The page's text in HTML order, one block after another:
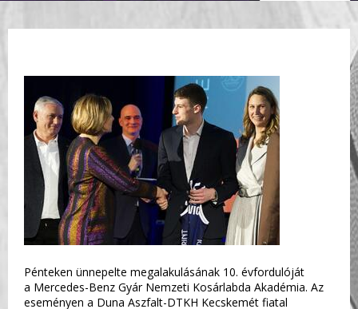
Pénteken ünnepelte megalakulásának 10. évfordulóját
a Mercedes-Benz Gyár Nemzeti Kosárlabda Akadémia. Az
eseményen a Duna Aszfalt-DTKH Kecskemét fiatal